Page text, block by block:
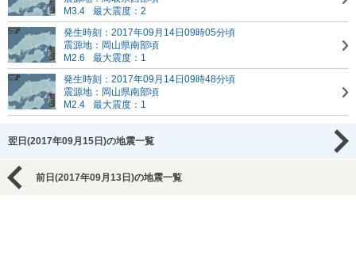
M3.4
最大震度：2
発生時刻：2017年09月14日09時05分頃
震源地：岡山県南部頃
M2.6
最大震度：1
発生時刻：2017年09月14日09時48分頃
震源地：岡山県南部頃
M2.4
最大震度：1
翌日(2017年09月15日)の地震一覧
前日(2017年09月13日)の地震一覧